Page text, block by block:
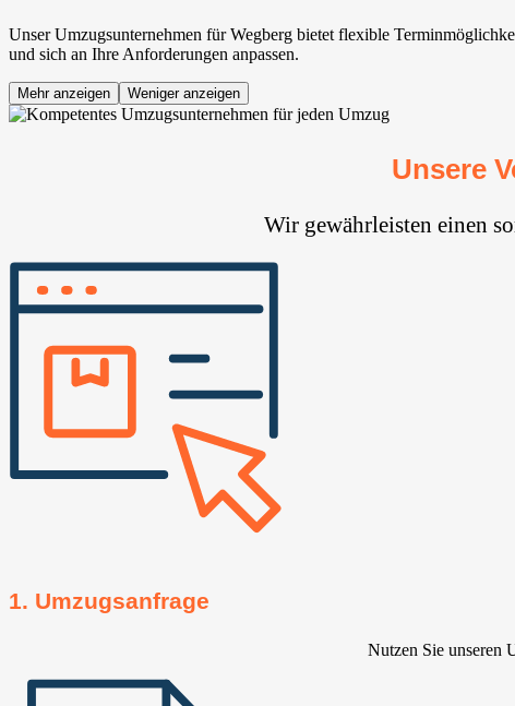
Unser Umzugsunternehmen für Wegberg bietet flexible
und sich an Ihre Anforderungen anpassen.
Mehr anzeigen Weniger anzeigen
Unsere
Wir gewährleisten einen
1. Umzugsanfrage
Nutzen Sie unseren